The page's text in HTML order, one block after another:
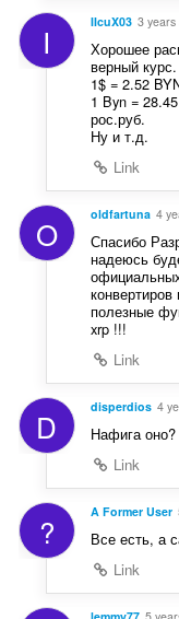
I IIcuX03 3 years
Хорошее
верный
1$ = 2.52
1 Byn =
рос.руб.
Ну и т.д.
Link
O oldfartuna 4
Спасибо
надеюсь
полезные
xrp !!!
Link
D disperdios 4
Нафига оно?
Link
? A Former User
Все есть, а
Link